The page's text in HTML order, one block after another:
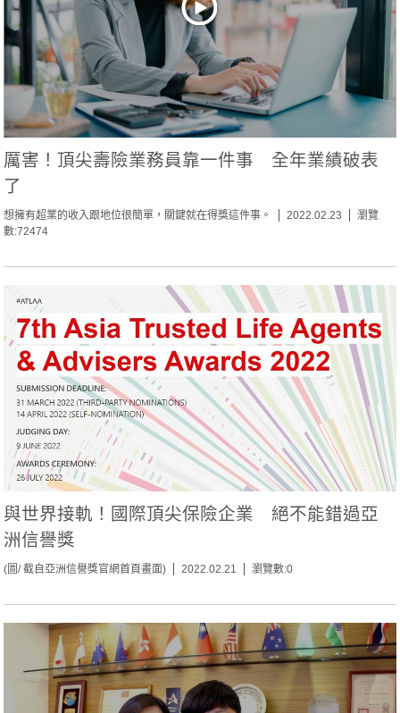
厲害！頂尖壽險業務員靠一件事 全年業績破表
了
想擁有超業的收入跟地位很簡單，關鍵就在得獎這件事。 2022.02.23
瀏覽
數:72474
與世界接軌！國際頂尖保險企業 絕不能錯過亞
洲信譽獎
(圖/ 截自亞洲信譽獎官網首頁畫面) 2022.02.21 瀏覽數:0